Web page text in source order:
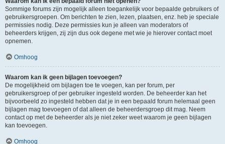
Sommige forums zijn mogelijk alleen toegankelijk voor bepaalde gebruikers of
gebruikersgroepen. Om berichten te zien, lezen, plaatsen, enz. heb je speciale
permissies nodig. Deze permissies kun je alleen van moderators of
beheerders krijgen, zij zijn dus ook degene met wie je hierover contact moet
opnemen.
Omhoog
Waarom kan ik geen bijlagen toevoegen?
De mogelijkheid om bijlagen toe te voegen, kan per forum, per
gebruikersgroep of per gebruiker ingesteld worden. De beheerder kan het
bijvoorbeeld zo ingesteld hebben dat je in een bepaald forum helemaal geen
bijlagen mag toevoegen of dat alleen de beheerdersgroep dit mag. Neem
contact op met de beheerder als je niet zeker weet waarom je geen bijlagen
kan toevoegen.
Omhoog